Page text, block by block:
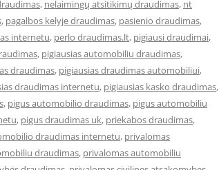
, nelaimingų atsitikimų draudimas, nt
, pagalbos kelyje draudimas, pasienio draudimas,
internetu, perlo draudimas.lt, pigiausi draudimai,
, pigiausias automobiliu draudimas,
draudimas, pigiausias draudimas automobiliui,
draudimas internetu, pigiausias kasko draudimas,
, pigus automobilio draudimas, pigus automobiliu
, pigus draudimas uk, priekabos draudimas,
draudimas internetu, privalomas
draudimas, privalomas automobiliu